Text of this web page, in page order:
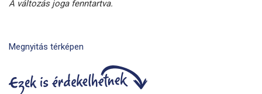
A változás joga fenntartva.
Megnyitás térképen